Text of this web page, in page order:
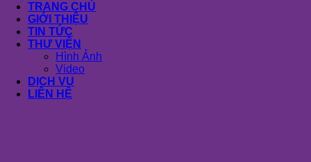
TRANG CHỦ
GIỚI THIỆU
TIN TỨC
THƯ VIỆN
Hình Ảnh
Video
DỊCH VỤ
LIÊN HỆ